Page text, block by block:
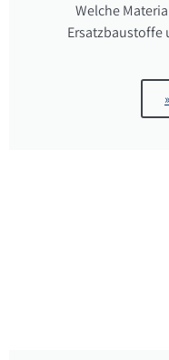
Welche
Ersatzbaustoffe